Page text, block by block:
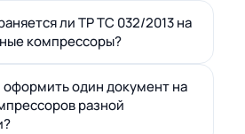
ли ТР ТС 032/2013 на
компрессоры?
один документ на
разной